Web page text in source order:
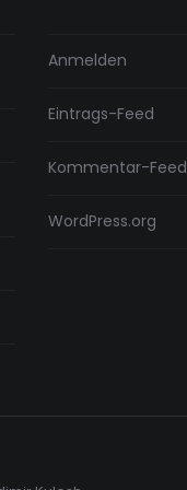
Anmelden
Eintrags-Feed
Kommentar-Feed
WordPress.org